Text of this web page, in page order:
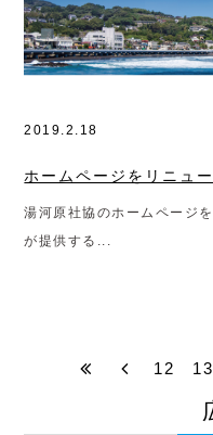
2019.2.18
ホームページをリニュ
湯河原社協のホームページ
が提供する...
12 13